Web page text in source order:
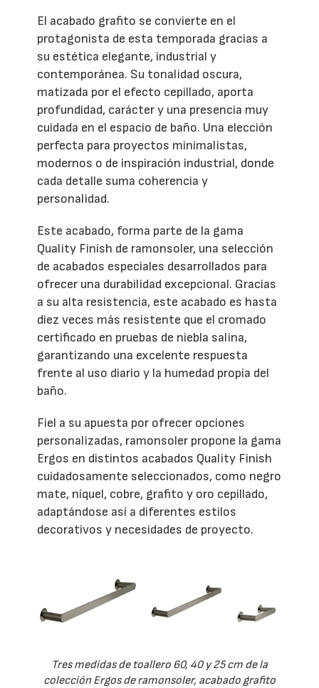
El acabado grafito se convierte en el
protagonista de esta temporada gracias a
su estética elegante, industrial y
contemporánea. Su tonalidad oscura,
matizada por el efecto cepillado, aporta
profundidad, carácter y una presencia muy
cuidada en el espacio de baño. Una elección
perfecta para proyectos minimalistas,
modernos o de inspiración industrial, donde
cada detalle suma coherencia y
personalidad.
Este acabado, forma parte de la gama
Quality Finish de ramonsoler, una selección
de acabados especiales desarrollados para
ofrecer una durabilidad excepcional. Gracias
a su alta resistencia, este acabado es hasta
diez veces más resistente que el cromado
certificado en pruebas de niebla salina,
garantizando una excelente respuesta
frente al uso diario y la humedad propia del
baño.
Fiel a su apuesta por ofrecer opciones
personalizadas, ramonsoler propone la gama
Ergos en distintos acabados Quality Finish
cuidadosamente seleccionados, como negro
mate, níquel, cobre, grafito y oro cepillado,
adaptándose así a diferentes estilos
decorativos y necesidades de proyecto.
Tres medidas de toallero 60, 40 y 25 cm de la
colección Ergos de ramonsoler, acabado grafito